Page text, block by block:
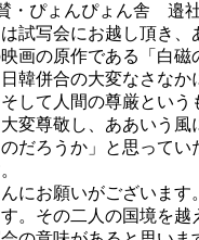
・ぴょんぴょん舎 邉
試写会にお越し頂き、
画の原作である「白
韓併合の大変なさな
そして人間の尊厳とい
変尊敬し、ああいう
だろうか」と思って
にお願いがございま
。その二人の国境を